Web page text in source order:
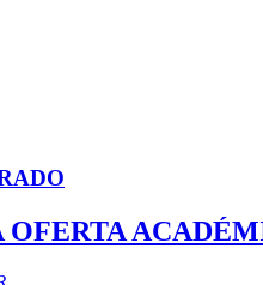
OFERTA